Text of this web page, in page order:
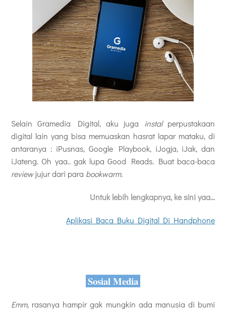
Selain Gramedia Digital, aku juga instal perpustakaan
digital lain yang bisa memuaskan hasrat lapar mataku, di
antaranya : iPusnas, Google Playbook, iJogja, iJak, dan
iJateng. Oh yaa.. gak lupa Good Reads. Buat baca-baca
reviewjujur dari para bookwarm.
Untuk lebih lengkapnya, ke sini yaa...
Aplikasi Baca Buku Digital Di Handphone
Sosial Media
Emm, rasanya hampir gak mungkin ada manusia di bumi